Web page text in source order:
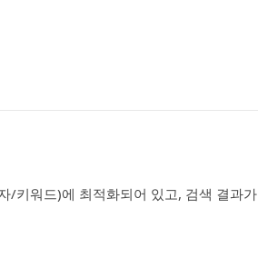
/키워드)에 최적화되어 있고, 검색 결과가